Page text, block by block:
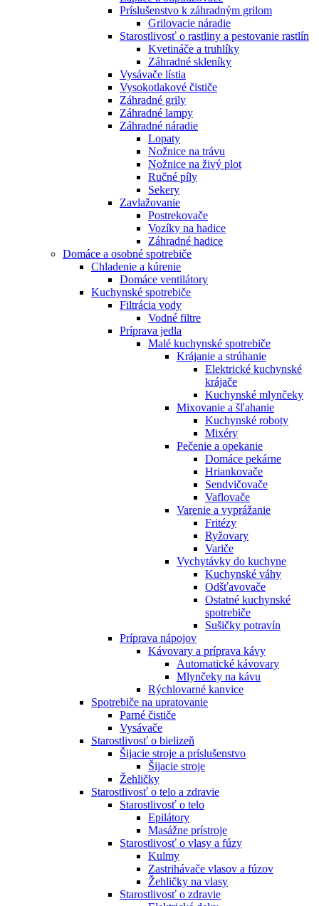
Príslušenstvo k záhradným grilom
Grilovacie náradie
Starostlivosť o rastliny a pestovanie rastlín
Kvetináče a truhlíky
Záhradné skleníky
Vysávače lístia
Vysokotlakové čističe
Záhradné grily
Záhradné lampy
Záhradné náradie
Lopaty
Nožnice na trávu
Nožnice na živý plot
Ručné píly
Sekery
Zavlažovanie
Postrekovače
Vozíky na hadice
Záhradné hadice
Domáce a osobné spotrebiče
Chladenie a kúrenie
Domáce ventilátory
Kuchynské spotrebiče
Filtrácia vody
Vodné filtre
Príprava jedla
Malé kuchynské spotrebiče
Krájanie a strúhanie
Elektrické kuchynské
krájače
Kuchynské mlynčeky
Mixovanie a šľahanie
Kuchynské roboty
Mixéry
Pečenie a opekanie
Domáce pekárne
Hriankovače
Sendvičovače
Vaflovače
Varenie a vyprážanie
Fritézy
Ryžovary
Variče
Vychytávky do kuchyne
Kuchynské váhy
Odšťavovače
Ostatné kuchynské
spotrebiče
Sušičky potravín
Príprava nápojov
Kávovary a príprava kávy
Automatické kávovary
Mlynčeky na kávu
Rýchlovarné kanvice
Spotrebiče na upratovanie
Parné čističe
Vysávače
Starostlivosť o bielizeň
Šijacie stroje a príslušenstvo
Šijacie stroje
Žehličky
Starostlivosť o telo a zdravie
Starostlivosť o telo
Epilátory
Masážne prístroje
Starostlivosť o vlasy a fúzy
Kulmy
Zastrihávače vlasov a fúzov
Žehličky na vlasy
Starostlivosť o zdravie